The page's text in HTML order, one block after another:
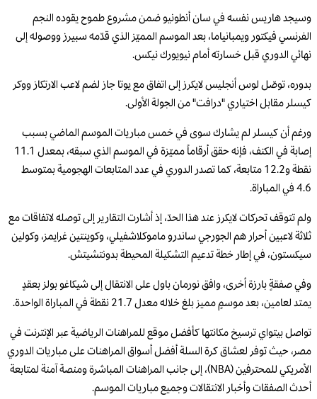
وسيجد هاريس نفسه في سان أنطونيو ضمن مشروع طموح يقوده النجم
الفرنسي فيكتور ويمبانياما، بعد الموسم المميّز الذي قدّمه سبيرز ووصوله إلى
نهائي الدوري قبل خسارته أمام نيويورك نيكس.
بدوره، توصّل لوس أنجليس لايكرز إلى اتفاق مع يوتا جاز لضم لاعب الارتكاز ووكر
كيسلر مقابل اختياري "درافت" من الجولة الأولى.
ورغم أن كيسلر لم يشارك سوى في خمس مباريات الموسم الماضي بسبب
إصابة في الكتف، فإنه حقق أرقاماً مميّزة في الموسم الذي سبقه، بمعدل 11.1
نقطة و12.2 متابعة، كما تصدر الدوري في عدد المتابعات الهجومية بمتوسط
4.6 في المباراة.
ولم تتوقف تحركات لايكرز عند هذا الحدّ، إذ أشارت التقارير إلى توصله لاتفاقات مع
ثلاثة لاعبين أحرار هم الجورجي ساندرو ماموكلاشفيلي، وكوينتين غرايمز، وكولين
سيكستون، في إطار خطة تدعيم التشكيلة المحيطة بدونتشيتش.
وفي صفقةٍ بارزة أخرى، وافق نورمان باول على الانتقال إلى شيكاغو بولز بعقدٍ
يمتد لعامين، بعد موسمٍ مميز بلغ خلاله معدل 21.7 نقطة في المباراة الواحدة.
تواصل بيتواي ترسيخ مكانتها كأفضل موقع للمراهنات الرياضية عبر الإنترنت في
مصر، حيث توفر لعشاق كرة السلة أفضل أسواق المراهنات على مباريات الدوري
الأمريكي للمحترفين (NBA)، إلى جانب المراهنات المباشرة ومنصة آمنة لمتابعة
أحدث الصفقات وأخبار الانتقالات وجميع مباريات الموسم.